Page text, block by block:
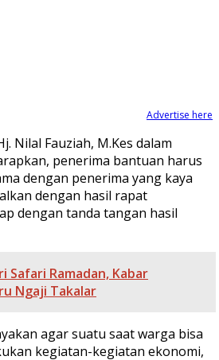
Advertise here
Nilal Fauziah, M.Kes dalam
penerima bantuan harus
dengan penerima yang kaya
dengan hasil rapat
dengan tanda tangan hasil
Safari Ramadan, Kabar
Ngaji Takalar
agar suatu saat warga bisa
kegiatan-kegiatan ekonomi,